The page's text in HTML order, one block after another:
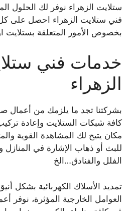
ستلايت الزهراء نوفر لك الحلول
فني ستلايت الزهراء احصل على
بخصوص الأمور المتعلقة بستلايت
خدمات فني
الزهراء
بشركتنا تجد ما يلزمك من أعمال
كافة شبكات الستلايت وإعادة
مكان يتيح لك المشاهدة القوية
للبث أو ذهاب الإشارة في المنازل
الفلل والفنادق…الخ
تمديد الأسلاك الكهربائية بشكل
العوامل الخارجية المؤثرة، نوفر